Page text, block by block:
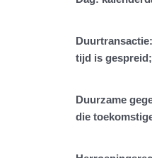
Duurtransactie
tijd is gespreid;
Duurzame
die